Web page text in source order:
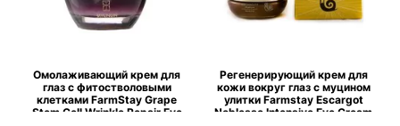
Омолаживающий крем для
глаз с фитостволовыми
клетками FarmStay Grape
Stem Cell Wrinkle Repair Eye
Регенерирующий крем для
кожи вокруг глаз с муцином
улитки Farmstay Escargot
Noblesse Intensive Eye Cream